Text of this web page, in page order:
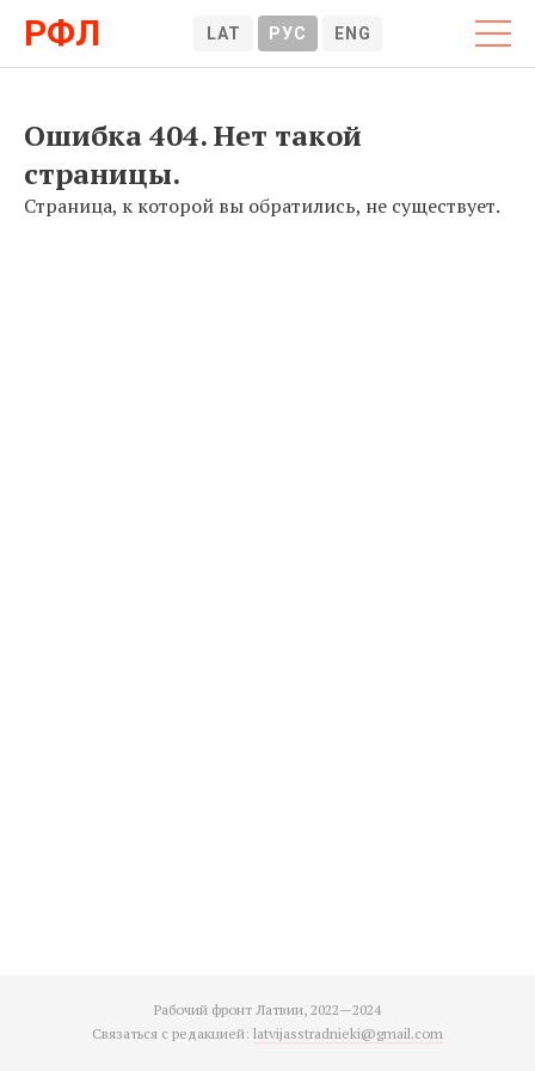
РФЛ LAT РУС ENG
Ошибка 404. Нет такой
страницы.
Страница, к которой вы обратились, не существует.
Рабочий фронт Латвии, 2022—2024
Связаться с редакцией: latvijasstradnieki@gmail.com